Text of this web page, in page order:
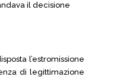
il decisione
l’estromissione
di legittimazione